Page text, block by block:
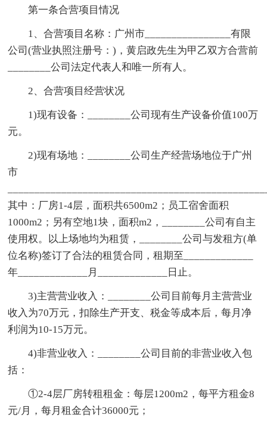
第一条合营项目情况
1、合营项目名称：广州市________________有限
公司(营业执照注册号：)，黄启政先生为甲乙双方合营前
________公司法定代表人和唯一所有人。
2、合营项目经营状况
1)现有设备：________公司现有生产设备价值100万
元。
2)现有场地：________公司生产经营场地位于广州
市
其中：厂房1-4层，面积共6500m2；员工宿舍面积
1000m2；另有空地1块，面积m2，________公司有自主
使用权。以上场地均为租赁，________公司与发租方(单
位名称)签订了合法的租赁合同，租期至_____________
年_____________月_____________日止。
3)主营营业收入：________公司目前每月主营营业
收入为70万元，扣除生产开支、税金等成本后，每月净
利润为10-15万元。
4)非营业收入：________公司目前的非营业收入包
括：
①2-4层厂房转租租金：每层1200m2，每平方租金8
元/月，每月租金合计36000元；